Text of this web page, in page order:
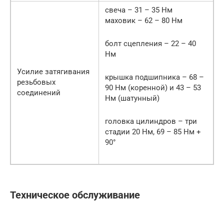
Усилие затягивания
резьбовых
соединений
свеча – 31 – 35 Нм
маховик – 62 – 80 Нм
болт сцепления – 22 – 40
Нм
крышка подшипника – 68 –
90 Нм (коренной) и 43 – 53
Нм (шатунный)
головка цилиндров – три
стадии 20 Нм, 69 – 85 Нм +
90°
Техническое обслуживание